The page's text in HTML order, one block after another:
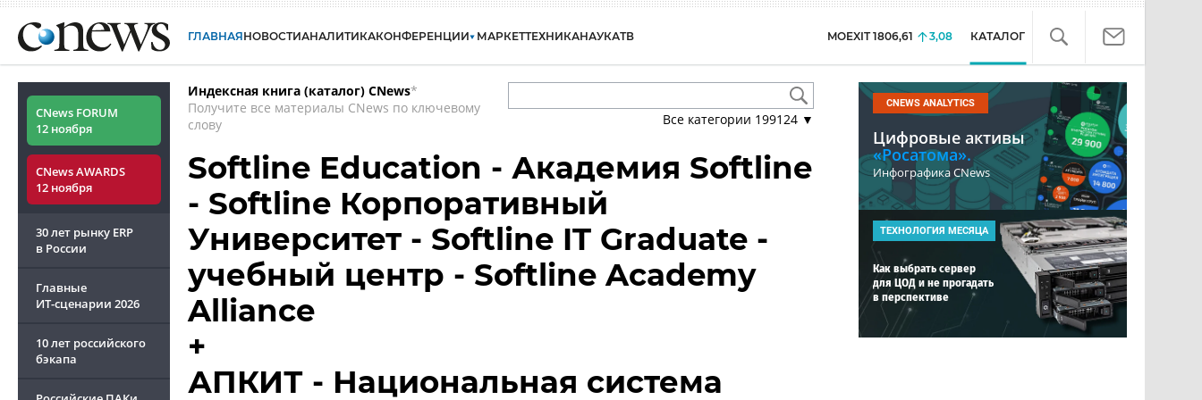
ГЛАВНАЯНОВОСТИАНАЛИТИКАКОНФЕРЕНЦИИ МАРКЕТТЕХНИКАНАУКАТВ MOEXIT 1806,61 3,08 КАТАЛОГ
CNews FORUM
12 ноября
CNews AWARDS
12 ноября
30 лет рынку ERP
в России
Главные
ИТ-сценарии 2026
10 лет российского
бэкапа
Индексная книга (каталог) CNews*
Получите все материалы CNews по ключевому
слову
Все категории 199124 ▼
Softline Education - Академия Softline
- Softline Корпоративный
Университет - Softline IT Graduate -
учебный центр - Softline Academy
Alliance
+
АПКИТ - Национальная система
CNEWS ANALYTICS
Цифровые активы
«Росатома».
Инфографика CNews
ТЕХНОЛОГИЯ МЕСЯЦА
Как выбрать сервер
для ЦОД и не прогадать
в перспективе